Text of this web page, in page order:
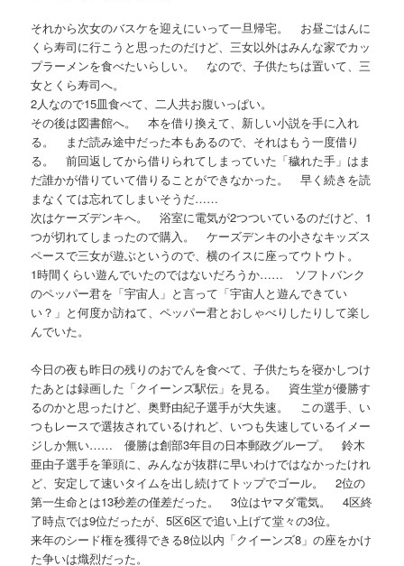
それから次女のバスケを迎えにいって一旦帰宅。 お昼ごはんに
くら寿司に行こうと思ったのだけど、三女以外はみんな家でカッ
プラーメンを食べたいらしい。 なので、子供たちは置いて、三
女とくら寿司へ。
2人なので15皿食べて、二人共お腹いっぱい。
その後は図書館へ。 本を借り換えて、新しい小説を手に入れ
る。 まだ読み途中だった本もあるので、それはもう一度借り
る。 前回返してから借りられてしまっていた「穢れた手」はま
だ誰かが借りていて借りることができなかった。 早く続きを読
まなくては忘れてしまいそうだ……
次はケーズデンキへ。 浴室に電気が2つついているのだけど、1
つが切れてしまったので購入。 ケーズデンキの小さなキッズス
ペースで三女が遊ぶというので、横のイスに座ってウトウト。
1時間くらい遊んでいたのではないだろうか…… ソフトバンク
のペッパー君を「宇宙人」と言って「宇宙人と遊んできてい
い？」と何度か訪ねて、ペッパー君とおしゃべりしたりして楽し
んでいた。
今日の夜も昨日の残りのおでんを食べて、子供たちを寝かしつけ
たあとは録画した「クイーンズ駅伝」を見る。 資生堂が優勝す
るのかと思ったけど、奥野由紀子選手が大失速。 この選手、い
つもレースで選抜されているけれど、いつも失速しているイメー
ジしか無い…… 優勝は創部3年目の日本郵政グループ。 鈴木
亜由子選手を筆頭に、みんなが抜群に早いわけではなかったけれ
ど、安定して速いタイムを出し続けてトップでゴール。 2位の
第一生命とは13秒差の僅差だった。 3位はヤマダ電気。 4区終
了時点では9位だったが、5区6区で追い上げて堂々の3位。
来年のシード権を獲得できる8位以内「クイーンズ8」の座をかけ
た争いは熾烈だった。